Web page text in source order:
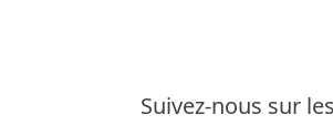
Suivez-nous sur